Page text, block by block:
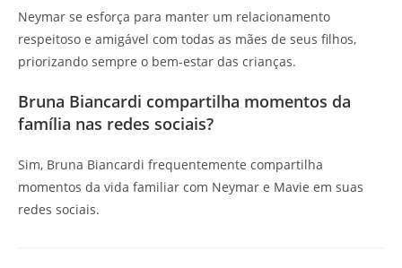
Neymar se esforça para manter um relacionamento
respeitoso e amigável com todas as mães de seus filhos,
priorizando sempre o bem-estar das crianças.
Bruna Biancardi compartilha momentos da
família nas redes sociais?
Sim, Bruna Biancardi frequentemente compartilha
momentos da vida familiar com Neymar e Mavie em suas
redes sociais.